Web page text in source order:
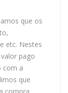
que os
etc. Nestes
pago
com a
que
compra.